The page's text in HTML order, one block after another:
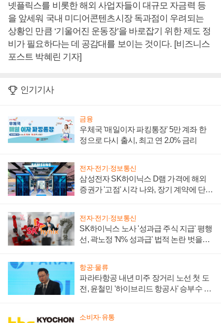
넷플릭스를 비롯한 해외 사업자들이 대규모 자금력 등
을 앞세워 국내 미디어콘텐츠시장 독과점이 우려되는
상황인 만큼 ‘기울어진 운동장’을 바로잡기 위한 제도 정
비가 필요하다는 데 공감대를 보이는 것이다. [비즈니스
포스트 박혜린 기자]
인기기사
금융
우체국 '매일이자 파킹통장' 5만 계좌 한
정으로 다시 출시, 최고 연 2.0% 금리
전자·전기·정보통신
삼성전자 SK하이닉스 D램 가격에 해외
증권가 '고점' 시각 나와, 장기 계약에 단점
전자·전기·정보통신
SK하이닉스 노사 '성과급 주식 지급' 평행
선, 곽노정 'N% 성과급' 법적 논란 벗을지
항공·물류
파라타항공 내년 미주 장거리 노선 첫 도
전, 윤철민 '하이브리드 항공사' 승부수 통
소비자·유통